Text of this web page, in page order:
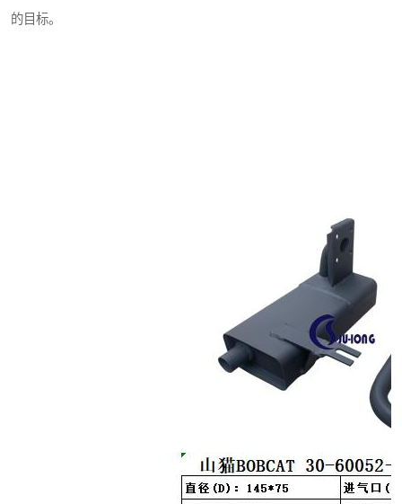
的目标。